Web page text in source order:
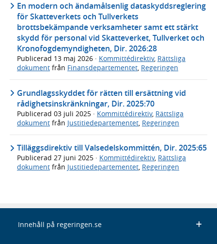
En modern och ändamålsenlig dataskyddsreglering
för Skatteverkets och Tullverkets
brottsbekämpande verksamheter samt ett stärkt
skydd för personal vid Skatteverket, Tullverket och
Kronofogdemyndigheten, Dir. 2026:28
Publicerad 13 maj 2026 · Kommittédirektiv, Rättsliga
dokument från Finansdepartementet, Regeringen
Grundlagsskyddet för rätten till ersättning vid
rådighetsinskränkningar, Dir. 2025:70
Publicerad 03 juli 2025 · Kommittédirektiv, Rättsliga
dokument från Justitiedepartementet Regeringen
Tilläggsdirektiv till Valsedelskommittén, Dir. 2025:65
Publicerad 27 juni 2025 · Kommittédirektiv, Rättsliga
dokument från Justitiedepartementet, Regeringen
Innehåll på regeringen.se